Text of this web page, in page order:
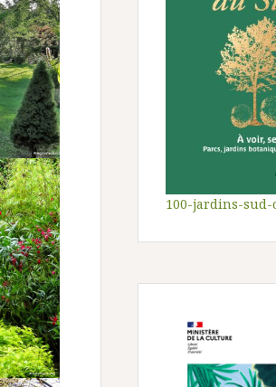
100-jardins-sud-